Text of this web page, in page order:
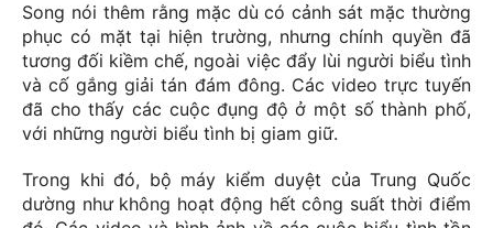
Song nói thêm rằng mặc dù có cảnh sát mặc thường
phục có mặt tại hiện trường, nhưng chính quyền đã
tương đối kiềm chế, ngoài việc đẩy lùi người biểu tình
và cố gắng giải tán đám đông. Các video trực tuyến
đã cho thấy các cuộc đụng độ ở một số thành phố,
với những người biểu tình bị giam giữ.
Trong khi đó, bộ máy kiểm duyệt của Trung Quốc
dường như không hoạt động hết công suất thời điểm